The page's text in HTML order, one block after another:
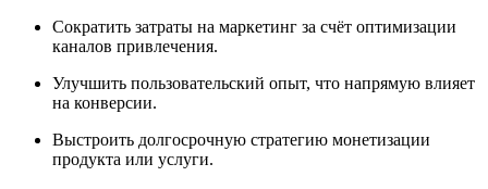
Сократить затраты на маркетинг за счёт оптимизации
каналов привлечения.
Улучшить пользовательский опыт, что напрямую влияет
на конверсии.
Выстроить долгосрочную стратегию монетизации
продукта или услуги.